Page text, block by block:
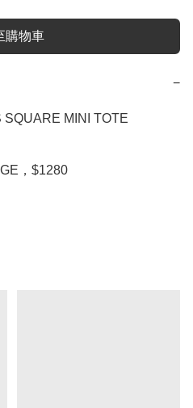
購物車
−
MINI TOTE